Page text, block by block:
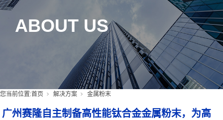
ABOUT US
您当前位置:首页 解决方案 金属粉末
广州赛隆自主制备高性能钛合金金属粉末，为高